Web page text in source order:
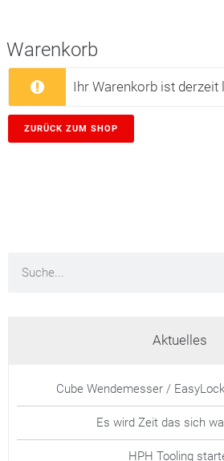
Warenkorb
Ihr Warenkorb ist derzeit
ZURÜCK ZUM SHOP
Aktuelles
Cube Wendemesser /
Es wird Zeit das sich
HPH Tooling